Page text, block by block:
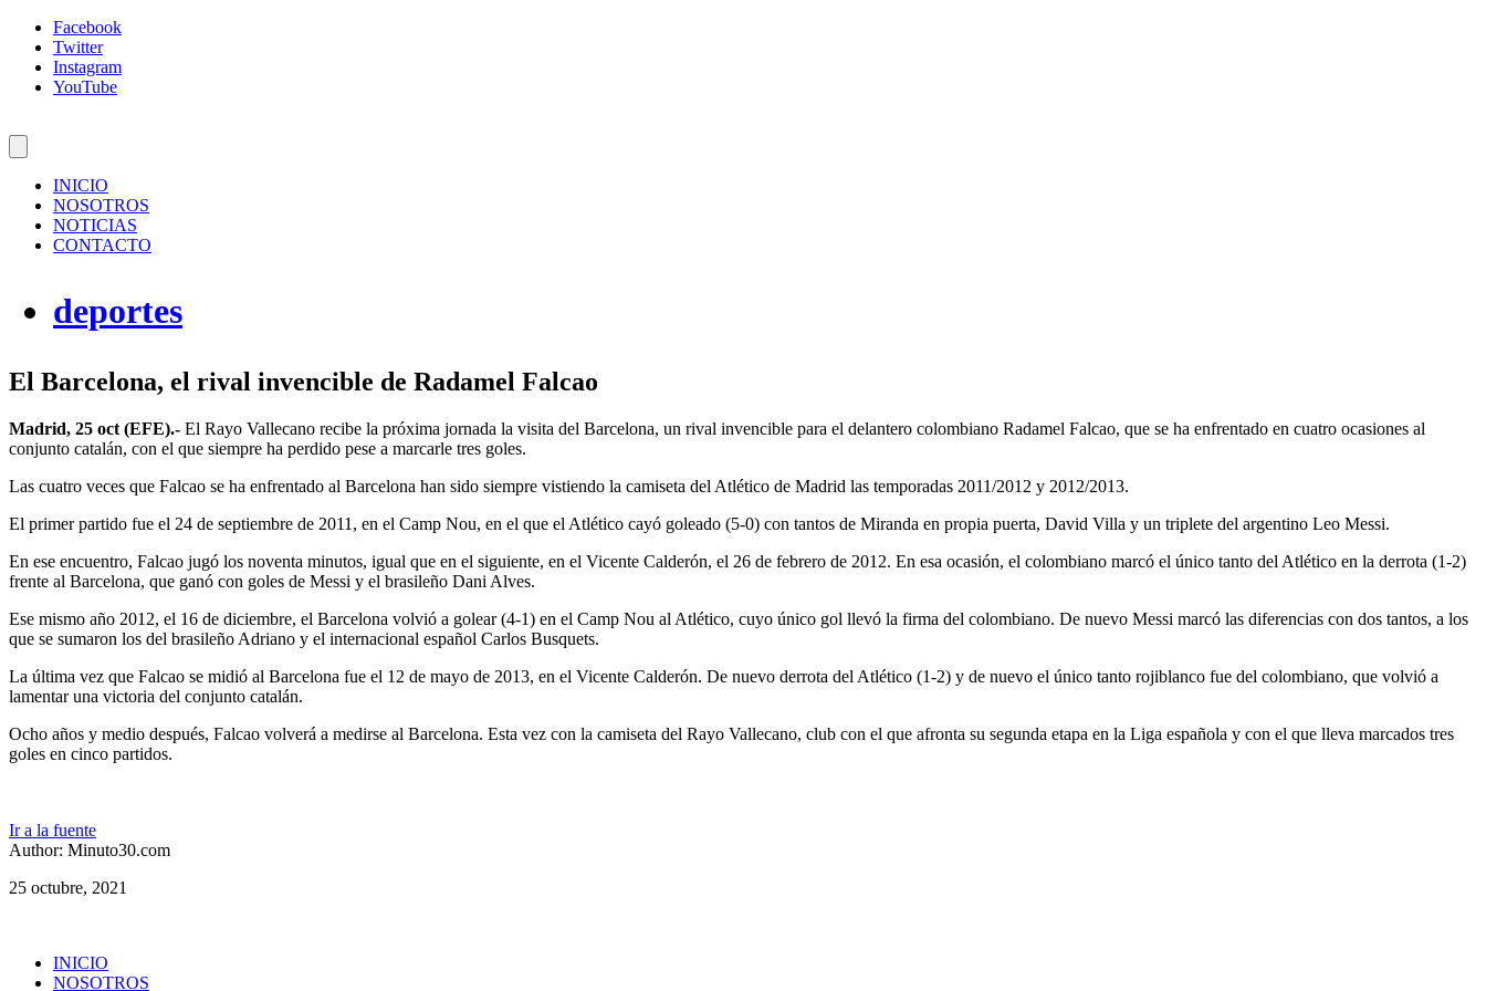
Facebook
Twitter
Instagram
YouTube
INICIO
NOSOTROS
NOTICIAS
CONTACTO
deportes
El Barcelona, el rival invencible de Radamel Falcao
Madrid, 25 oct (EFE).- El Rayo Vallecano recibe la próxima jornada la visita del Barcelona, un rival invencible para el delantero colombiano Radamel Falcao, que se ha enfrentado en cuatro ocasiones al
conjunto catalán, con el que siempre ha perdido pese a marcarle tres goles.
Las cuatro veces que Falcao se ha enfrentado al Barcelona han sido siempre vistiendo la camiseta del Atlético de Madrid las temporadas 2011/2012 y 2012/2013.
El primer partido fue el 24 de septiembre de 2011, en el Camp Nou, en el que el Atlético cayó goleado (5-0) con tantos de Miranda en propia puerta, David Villa y un triplete del argentino Leo Messi.
En ese encuentro, Falcao jugó los noventa minutos, igual que en el siguiente, en el Vicente Calderón, el 26 de febrero de 2012. En esa ocasión, el colombiano marcó el único tanto del Atlético en la derrota (1-2)
frente al Barcelona, que ganó con goles de Messi y el brasileño Dani Alves.
Ese mismo año 2012, el 16 de diciembre, el Barcelona volvió a golear (4-1) en el Camp Nou al Atlético, cuyo único gol llevó la firma del colombiano. De nuevo Messi marcó las diferencias con dos tantos, a los
que se sumaron los del brasileño Adriano y el internacional español Carlos Busquets.
La última vez que Falcao se midió al Barcelona fue el 12 de mayo de 2013, en el Vicente Calderón. De nuevo derrota del Atlético (1-2) y de nuevo el único tanto rojiblanco fue del colombiano, que volvió a
lamentar una victoria del conjunto catalán.
Ocho años y medio después, Falcao volverá a medirse al Barcelona. Esta vez con la camiseta del Rayo Vallecano, club con el que afronta su segunda etapa en la Liga española y con el que lleva marcados tres
goles en cinco partidos.
Ir a la fuente
Author: Minuto30.com
25 octubre, 2021
INICIO
NOSOTROS